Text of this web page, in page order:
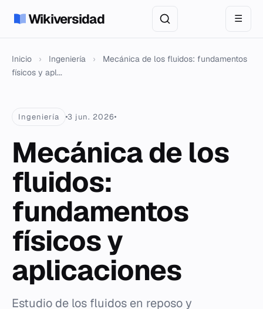
Wikiversidad ☰
Inicio › Ingeniería ›
Mecánica de los fluidos: fundamentos
físicos y apl...
Ingeniería 3 jun. 2026
Mecánica de los
fluidos:
fundamentos
físicos y
aplicaciones
Estudio de los fluidos en reposo y